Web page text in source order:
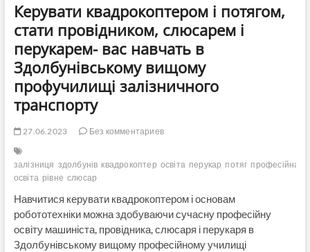
Керувати квадрокоптером і потягом,
стати провідником, слюсарем і
перукарем- вас навчать в
Здолбунівському вищому
профучилищі залізничного
транспорту
27.06.2023 Без комментариев
залізниця здолбунів квадрокоптер освіта перукар потяг професійна
освіта рівне слюсар
Навчитися керувати квадрокоптером і основам
робототехніки можна здобуваючи сучасну професійну
освіту машиніста, провідника, слюсаря і перукаря в
Здолбунівському вищому професійному училищі